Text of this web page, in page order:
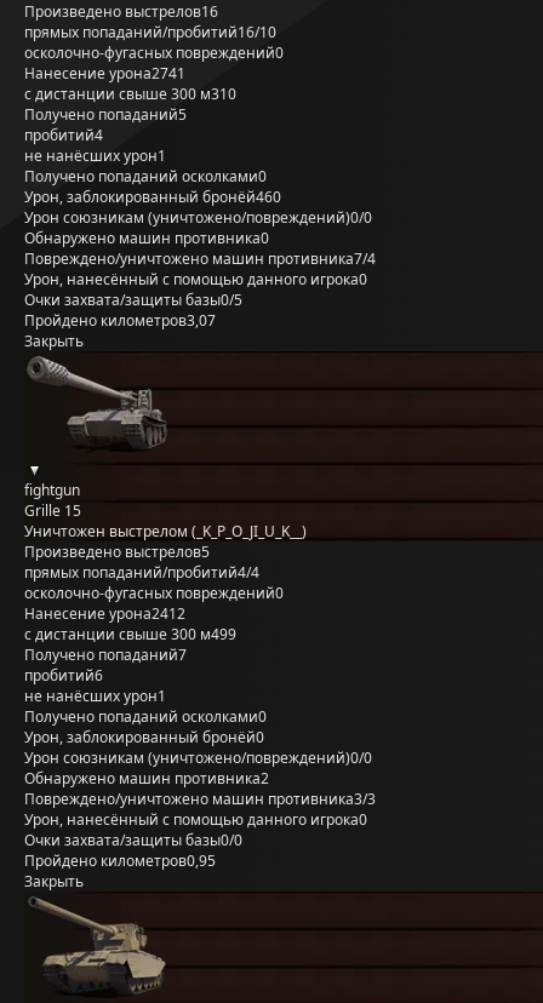
Произведено выстрелов16
прямых попаданий/пробитий16/10
осколочно-фугасных повреждений0
Нанесение урона2741
с дистанции свыше 300 м310
Получено попаданий5
пробитий4
не нанёсших урон1
Получено попаданий осколками0
Урон, заблокированный бронёй460
Урон союзникам (уничтожено/повреждений)0/0
Обнаружено машин противника0
Повреждено/уничтожено машин противника7/4
Урон, нанесённый с помощью данного игрока0
Очки захвата/защиты базы0/5
Пройдено километров3,07
Закрыть
fightgun
Grille 15
Уничтожен выстрелом (_K_P_O_JI_U_K__)
Произведено выстрелов5
прямых попаданий/пробитий4/4
осколочно-фугасных повреждений0
Нанесение урона2412
с дистанции свыше 300 м499
Получено попаданий7
пробитий6
не нанёсших урон1
Получено попаданий осколками0
Урон, заблокированный бронёй0
Урон союзникам (уничтожено/повреждений)0/0
Обнаружено машин противника2
Повреждено/уничтожено машин противника3/3
Урон, нанесённый с помощью данного игрока0
Очки захвата/защиты базы0/0
Пройдено километров0,95
Закрыть